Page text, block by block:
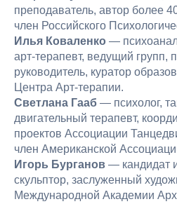
преподаватель, автор более
член Российского
Илья Коваленко —
арт-терапевт, ведущий групп,
руководитель, куратор
Центра Арт-терапии.
Светлана Гааб — психолог,
двигательный терапевт,
проектов Ассоциации
член Американской
Игорь Бурганов — кандидат
скульптор, заслуженный
Международной Академии